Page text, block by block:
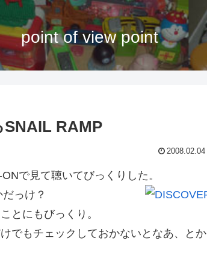
point of view point
RAMP
2008.02.04
で見て聴いてびっくりした。
っけ？
とにもびっくり。
でもチェックしておかないとなあ、とか